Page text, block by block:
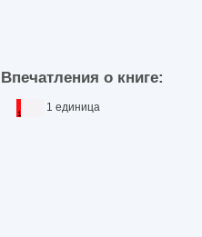
Впечатления о книге:
1 единица